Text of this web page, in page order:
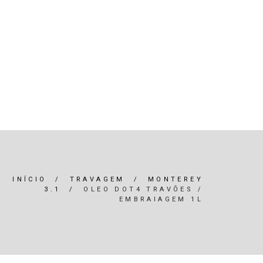
INÍCIO / TRAVAGEM / MONTEREY
3.1
/ OLEO DOT4 TRAVÕES /
EMBRAIAGEM 1L